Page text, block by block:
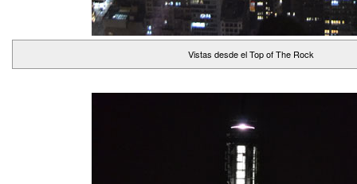
Vistas desde el Top of The Rock